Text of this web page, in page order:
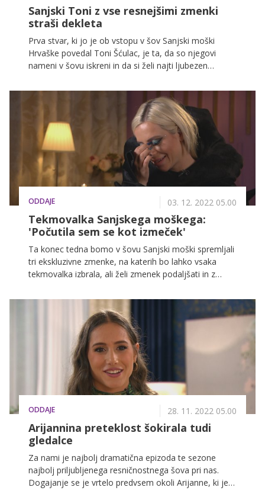
Sanjski Toni z vse resnejšimi zmenki
straši dekleta
Prva stvar, ki jo je ob vstopu v šov Sanjski moški
Hrvaške povedal Toni Šćulac, je ta, da so njegovi
nameni v šovu iskreni in da si želi najti ljubezen
njegovi zmenki z dekleti, ki ostajajo v tekmovanju,
postajajo vse bolj resni in intenzivni, a kljub temu to
nekatere straši. Nocoj bo eni izmed njih predstavil
svojo sestro, to pa bo tekmovalki nagnalo strah v
kosti.
ODDAJE 03. 12. 2022 05.00
Tekmovalka Sanjskega moškega:
'Počutila sem se kot izmeček'
Ta konec tedna bomo v šovu Sanjski moški spremljali
tri ekskluzivne zmenke, na katerih bo lahko vsaka
tekmovalka izbrala, ali želi zmenek podaljšati in z
to zgodilo brez kamer in mikrofonov. Medtem ko
bodo izbranke v sedmih nebesih, bo Žana Grad, ki je
edina tekmovalka, ki je v šovu od začetka in z Blažem
še ni bila na zmenku, vse bolj besnela.
ODDAJE 28. 11. 2022 05.00
Arijannina preteklost šokirala tudi
gledalce
Za nami je najbolj dramatična epizoda te sezone
najbolj priljubljenega resničnostnega šova pri nas.
Dogajanje se je vrtelo predvsem okoli Arijanne, ki je